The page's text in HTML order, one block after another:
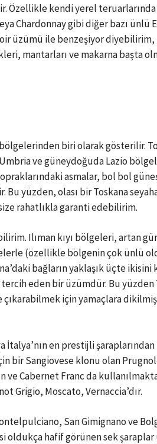
Özellikle kendi yerel
Chardonnay gibi diğer bazı ünlü
üzümü ile benzeşiyor diyebilirim,
mantarları ve makarna başta
biri olarak gösterilir.
ve güneydoğuda Lazio
asmalar, bol bol
yüzden, olası bir Toskana
rahatlıkla garanti edebilirim.
Ilıman kıyı bölgeleri, artan
(özellikle bölgenin çok ünlü
bağların yaklaşık üçte ikisini
eden bir üzümdür. Bu yüzden
için yamaçlara
İtalya’nın en prestijli
bir Sangiovese klonu olan
ve Cabernet Franc da
Grigio, Moscato, Vernaccia’dır.
San Gimignano ve
oldukça hafif görünen sek